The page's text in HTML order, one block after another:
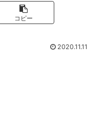
コピー
2020.11.11